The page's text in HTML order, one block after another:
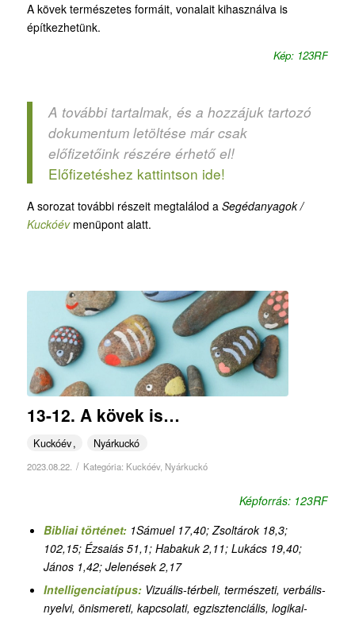
A kövek természetes formáit, vonalait kihasználva is
építkezhetünk.
Kép: 123RF
A további tartalmak, és a hozzájuk tartozó
dokumentum letöltése már csak
előfizetőink részére érhető el!
Előfizetéshez kattintson ide!
A sorozat további részeit megtalálod a Segédanyagok /
Kuckóév menüpont alatt.
13-12. A kövek is…
Kuckóév Nyárkuckó
2023.08.22. / Kategória: Kuckóév, Nyárkuckó
Képforrás: 123RF
Bibliai történet:1Sámuel 17,40; Zsoltárok 18,3;
102,15; Ézsaiás 51,1; Habakuk 2,11; Lukács 19,40;
János 1,42; Jelenések 2,17
Intelligenciatípus: Vizuális-térbeli, természeti, verbális-
nyelvi, önismereti, kapcsolati, egzisztenciális, logikai-